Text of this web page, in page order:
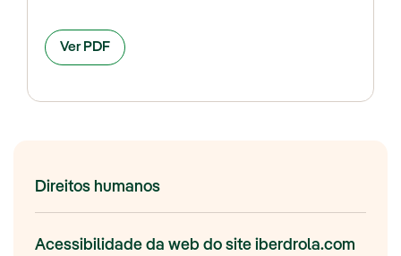
Ver PDF
Direitos humanos
Acessibilidade da web do site iberdrola.com